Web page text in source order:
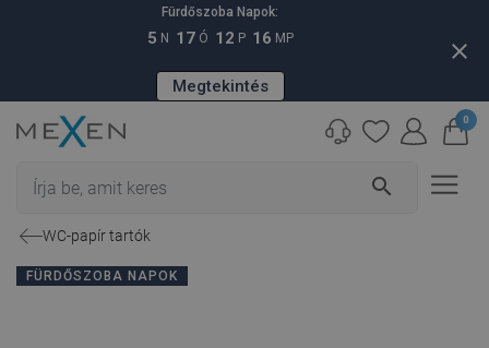
Fürdőszoba Napok:
5 N 17 Ó 12 P 15 MP
Megtekintés
close
search
0
WC-papír tartók
FÜRDŐSZOBA NAPOK